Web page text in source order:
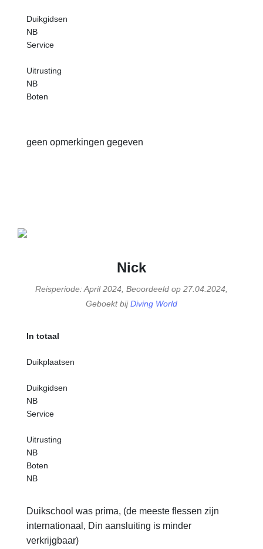
Duikgidsen
NB
Service
Uitrusting
NB
Boten
geen opmerkingen gegeven
Nick
Reisperiode: April 2024, Beoordeeld op 27.04.2024,
Geboekt bijDiving World
In totaal
Duikplaatsen
Duikgidsen
NB
Service
Uitrusting
NB
Boten
NB
Duikschool was prima, (de meeste flessen zijn
internationaal, Din aansluiting is minder
verkrijgbaar)